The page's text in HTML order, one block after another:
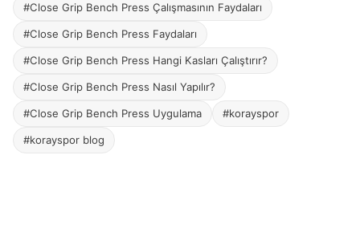
#Close Grip Bench Press Çalışmasının Faydaları
#Close Grip Bench Press Faydaları
#Close Grip Bench Press Hangi Kasları Çalıştırır?
#Close Grip Bench Press Nasıl Yapılır?
#Close Grip Bench Press Uygulama #korayspor
#korayspor blog